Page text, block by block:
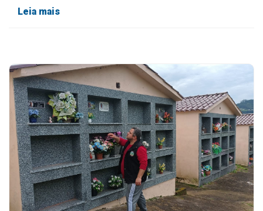
Leia mais